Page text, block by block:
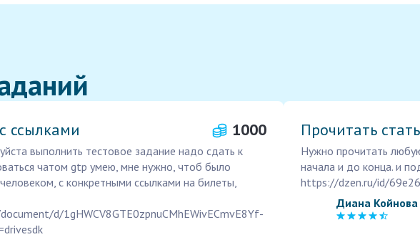
ссылками 1000
выполнить тестовое задание надо сдать к
чатом gtp умею, мне нужно, чтоб было
с конкретными ссылками на билеты,
d/1gHWCV8GTE0zpnuCMhEWivECmvE8Yf-
Прочитать
Нужно прочитать
начала и до конца. и
https://dzen.ru/id/
Диана Койнова